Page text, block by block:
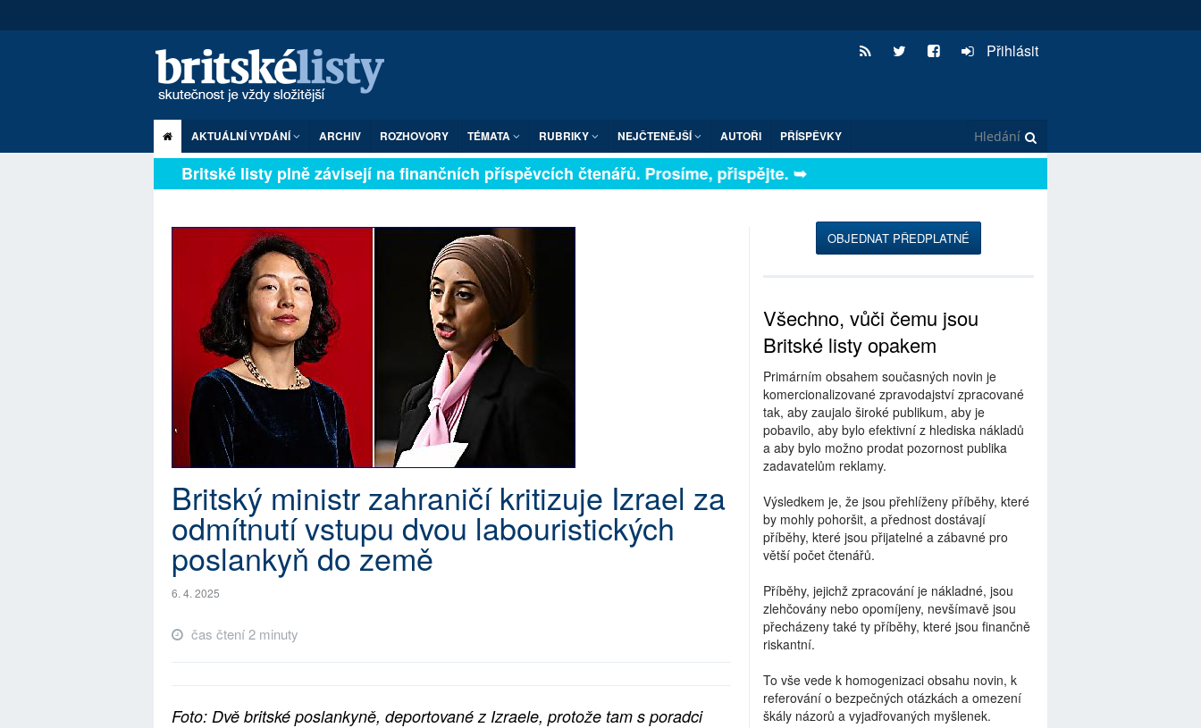
Přihlásit
AKTUÁLNÍ VYDÁNÍ ARCHIV ROZHOVORY TÉMATA RUBRIKY NEJČTENĚJŠÍ AUTOŘI PŘÍSPĚVKY
Britské listy plně závisejí na finančních příspěvcích čtenářů. Prosíme, přispějte. ➥
Britský ministr zahraničí kritizuje Izrael za
odmítnutí vstupu dvou labouristických
poslankyň do země
6. 4. 2025
čas čtení 2 minuty
Foto: Dvě britské poslankyně, deportované z Izraele, protože tam s poradci
OBJEDNAT PŘEDPLATNÉ
Všechno, vůči čemu jsou
Britské listy opakem
Primárním obsahem současných novin je
komercionalizované zpravodajství zpracované
tak, aby zaujalo široké publikum, aby je
pobavilo, aby bylo efektivní z hlediska nákladů
a aby bylo možno prodat pozornost publika
zadavatelům reklamy.
Výsledkem je, že jsou přehlíženy příběhy, které
by mohly pohoršit, a přednost dostávají
příběhy, které jsou přijatelné a zábavné pro
větší počet čtenářů.
Příběhy, jejichž zpracování je nákladné, jsou
zlehčovány nebo opomíjeny, nevšímavě jsou
přecházeny také ty příběhy, které jsou finančně
riskantní.
To vše vede k homogenizaci obsahu novin, k
referování o bezpečných otázkách a omezení
škály názorů a vyjadřovaných myšlenek.